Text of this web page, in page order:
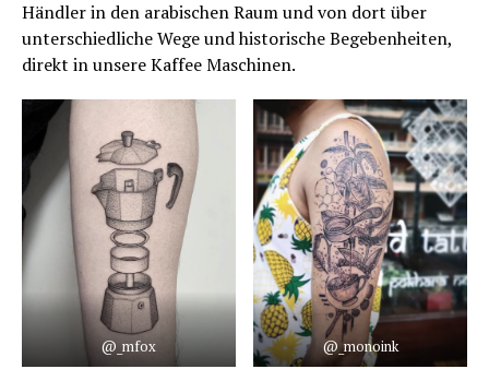
Händler in den arabischen Raum und von dort über
unterschiedliche Wege und historische Begebenheiten,
direkt in unsere Kaffee Maschinen.
@_mfox @_monoink